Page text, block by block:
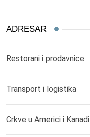
ADRESAR
Restorani i prodavnice
Transport i logistika
Crkve u Americi i Kanadi